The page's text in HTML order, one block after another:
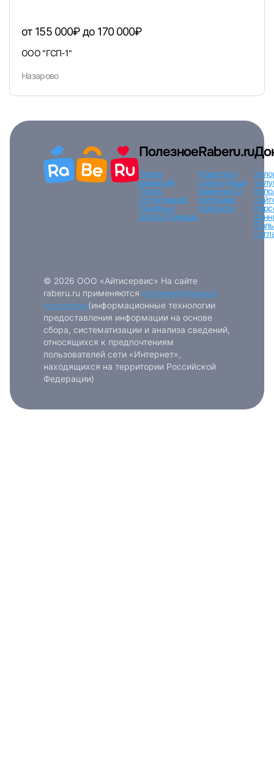
от 155 000₽ до 170 000₽
ООО "ГСП-1"
Назарово
Полезное
Поиск
вакансий
Поиск
сотрудников
Тарифы и
оплата Помощь
Raberu.ru
Новости и
статьи Наши
вакансииО
компании
Контакты
© 2026 ООО «Айтисервис» На сайте
raberu.ru применяются рекомендательные
технологии (информационные технологии
предоставления информации на основе
сбора, систематизации и анализа сведений,
относящихся к предпочтениям
пользователей сети «Интернет»,
находящихся на территории Российской
Федерации)